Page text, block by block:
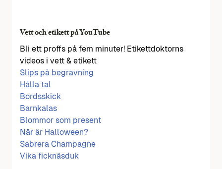
Vett och etikett på YouTube
Bli ett proffs på fem minuter! Etikettdoktorns
videos i vett & etikett
Slips på begravning
Hålla tal
Bordsskick
Barnkalas
Blommor som present
När är Halloween?
Sabrera Champagne
Vika ficknäsduk